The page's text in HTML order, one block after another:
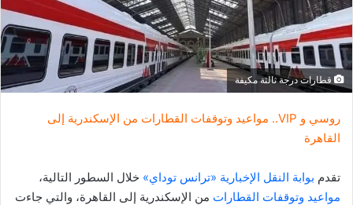
ك
ت
ر
ن
قطارات درجة ثالثة مكيفة
روسي و VIP.. مواعيد وتوقفات القطارات من الإسكندرية إلى
القاهرة
تقدم بوابة النقل الإخبارية «ترانس توداي» خلال السطور التالية،
مواعيد وتوقفات القطارات من الإسكندرية إلى القاهرة، والتي جاءت